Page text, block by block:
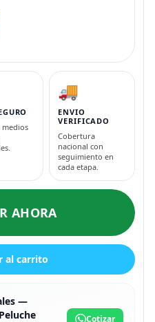
🚚
ENVIO
VERIFICADO
Cobertura
nacional con
seguimiento en
cada etapa.
AHORA
al carrito
—
Cotizar